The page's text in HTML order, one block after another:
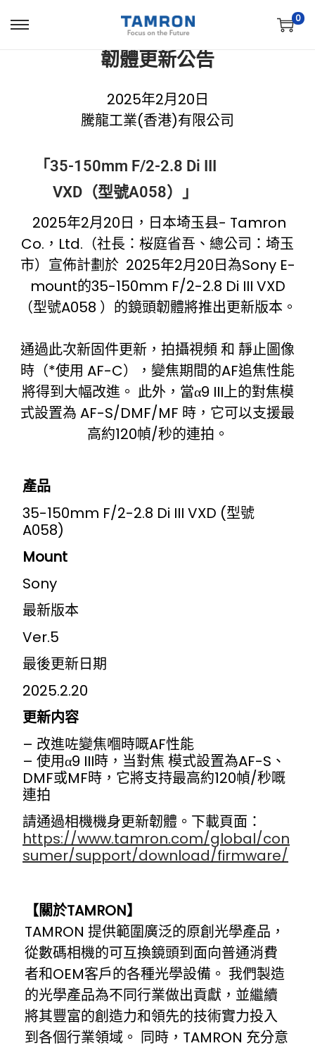
0
韌體更新公告
2025年2月20日
騰龍工業(香港)有限公司
「35-150mm F/2-2.8 Di III
VXD（型號A058）」
2025年2月20日，日本埼玉县- Tamron
Co.，Ltd.（社長：桜庭省吾、總公司：埼玉
市）宣佈計劃於 2025年2月20日為Sony E-
mount的35-150mm F/2-2.8 Di III VXD
（型號A058 ）的鏡頭韌體將推出更新版本。
通過此次新固件更新，拍攝視頻 和 靜止圖像
時（*使用 AF-C），變焦期間的AF追焦性能
將得到大幅改進。 此外，當α9 III上的對焦模
式設置為 AF-S/DMF/MF 時，它可以支援最
高約120幀/秒的連拍。
產品
35-150mm F/2-2.8 Di III VXD (型號
A058)
Mount
Sony
最新版本
Ver.5
最後更新日期
2025.2.20
更新内容
– 改進咗變焦嗰時嘅AF性能
– 使用α9 III時，当對焦 模式設置為AF-S、
DMF或MF時，它將支持最高約120幀/秒嘅
連拍
請通過相機機身更新韌體。下載頁面：
https://www.tamron.com/global/con
sumer/support/download/firmware/
【關於TAMRON】
TAMRON 提供範圍廣泛的原創光學產品，
從數碼相機的可互換鏡頭到面向普通消費
者和OEM客戶的各種光學設備。 我們製造
的光學產品為不同行業做出貢獻，並繼續
將其豐富的創造力和領先的技術實力投入
到各個行業領域。 同時，TAMRON 充分意